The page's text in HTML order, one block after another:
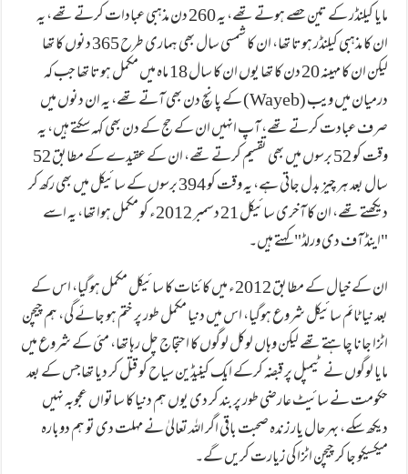
مایا کیلنڈر کے تین حصے ہوتے تھے، یہ 260 دن مذہبی عبادات کرتے تھے، یہ
ان کا مذہبی کیلنڈر ہوتا تھا، ان کا شمسی سال بھی ہماری طرح 365 دنوں کا تھا
لیکن ان کا مہینہ 20 دن کا تھا یوں ان کا سال 18 ماہ میں مکمل ہوتا تھا جب کہ
درمیان میں ویب (Wayeb) کے پانچ دن بھی آتے تھے، یہ ان دنوں میں
صرف عبادت کرتے تھے، آپ انہیں ان کے حج کے دن بھی کہہ سکتے ہیں، یہ
وقت کو 52 برسوں میں بھی تقسیم کرتے تھے، ان کے عقیدے کے مطابق 52
سال بعد ہر چیز بدل جاتی ہے، یہ وقت کو 394 برسوں کے سائیکل میں بھی رکھ کر
دیکھتے تھے، ان کا آخری سائیکل 21 دسمبر 2012ء کو مکمل ہوا تھا، یہ اسے
"اینڈ آف دی ورلڈ" کہتے ہیں۔
ان کے خیال کے مطابق 2012ء میں کائنات کا سائیکل مکمل ہوگیا، اس کے
بعد نیا ٹائم سائیکل شروع ہوگیا، اس میں دنیا مکمل طور پر ختم ہو جائے گی، ہم چیچن
اٹزا جانا چاہتے تھے لیکن وہاں لوکل لوگوں کا احتجاج چل رہا تھا، مئی کے شروع میں
مایا لوگوں نے ٹیمپل پر قبضہ کرکے ایک کینیڈین سیاح کو قتل کر دیا تھاجس کے بعد
حکومت نے سائیٹ عارضی طور پر بند کر دی یوں ہم دنیا کا ساتواں عجوبہ نہیں
دیکھ سکے، بہرحال یار زندہ صحبت باقی اگر اللہ تعالیٰ نے مہلت دی تو ہم دوبارہ
میکسیکو جا کر چیچن اٹزا کی زیارت کریں گے۔